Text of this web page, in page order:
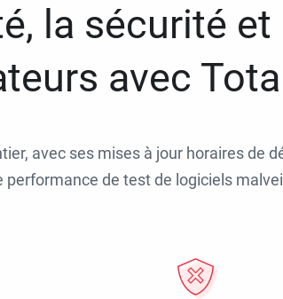
la sécurité et
avec
avec ses mises à jour horaires de
de test de logiciels